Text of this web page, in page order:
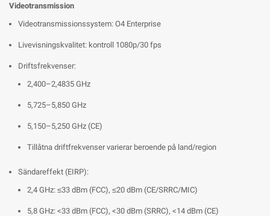
Videotransmission
Videotransmissionssystem: O4 Enterprise
Livevisningskvalitet: kontroll 1080p/30 fps
Driftsfrekvenser:
2,400–2,4835 GHz
5,725–5,850 GHz
5,150–5,250 GHz (CE)
Tillåtna driftfrekvenser varierar beroende på land/region
Sändareffekt (EIRP):
2,4 GHz: ≤33 dBm (FCC), ≤20 dBm (CE/SRRC/MIC)
5,8 GHz: <33 dBm (FCC), <30 dBm (SRRC), <14 dBm (CE)